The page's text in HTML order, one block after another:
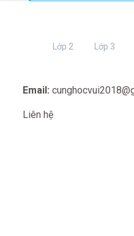
Lớp 2 Lớp 3
Email:
Liên hệ